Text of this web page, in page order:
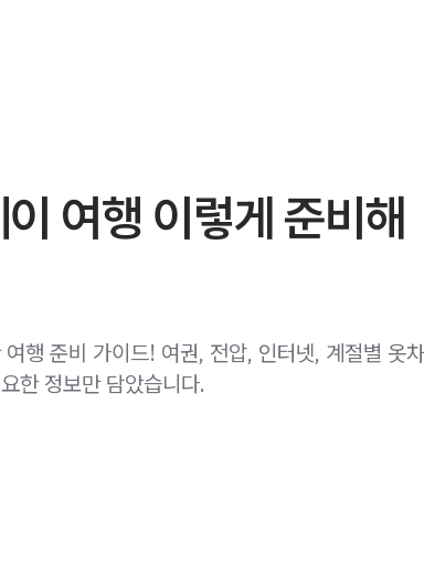
여행 이렇게 준비해
행 준비 가이드! 여권, 전압, 인터넷, 계절별 옷
한 정보만 담았습니다.